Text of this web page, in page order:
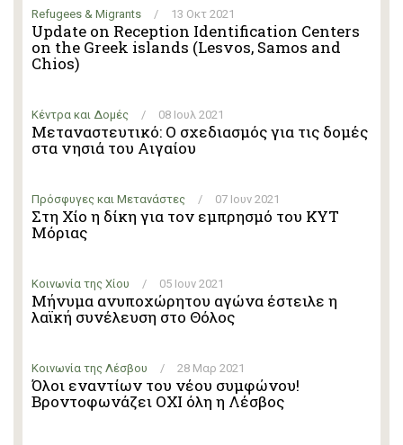
Refugees & Migrants / 13 Οκτ 2021
Update on Reception Identification Centers
on the Greek islands (Lesvos, Samos and
Chios)
Κέντρα και Δομές / 08 Ιουλ 2021
Μεταναστευτικό: Ο σχεδιασμός για τις δομές
στα νησιά του Αιγαίου
Πρόσφυγες και Μετανάστες / 07 Ιουν 2021
Στη Χίο η δίκη για τον εμπρησμό του ΚΥΤ
Μόριας
Κοινωνία της Χίου / 05 Ιουν 2021
Μήνυμα ανυποχώρητου αγώνα έστειλε η
λαϊκή συνέλευση στο Θόλος
Κοινωνία της Λέσβου / 28 Μαρ 2021
Όλοι εναντίων του νέου συμφώνου!
Βροντοφωνάζει ΟΧΙ όλη η Λέσβος